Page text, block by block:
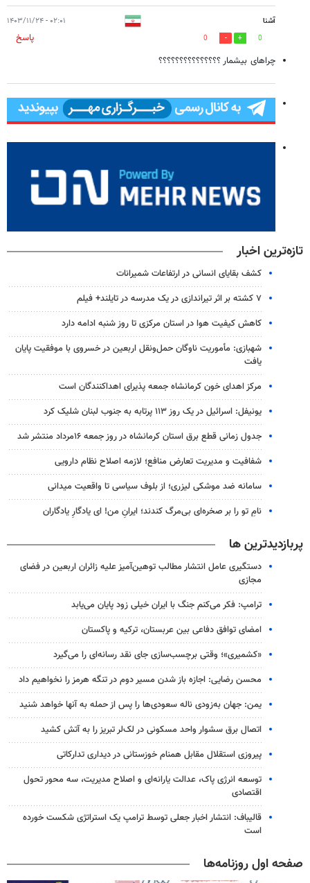
آشنا ۰۲:۰۱ - ۱۴۰۳/۱۱/۲۴
0
0
پاسخ
چراهای بیشمار ؟؟؟؟؟؟؟؟؟؟؟؟؟؟؟
تازه‌ترین اخبار
کشف بقایای انسانی در ارتفاعات شمیرانات
۷ کشته بر اثر تیراندازی در یک مدرسه در تایلند+ فیلم
کاهش کیفیت هوا در استان مرکزی تا روز شنبه ادامه دارد
شهبازی: مأموریت ناوگان حمل‌ونقل اربعین در خسروی با موفقیت پایان
یافت
مرکز اهدای خون کرمانشاه جمعه پذیرای اهداکنندگان است
یونیفل: اسرائیل در یک روز ۱۱۳ پرتابه به جنوب لبنان شلیک کرد
جدول زمانی قطع برق استان کرمانشاه در روز جمعه ۱۶مرداد منتشر شد
شفافیت و مدیریت تعارض منافع؛ لازمه اصلاح نظام دارویی
سامانه ضد موشکی لیزری؛ از بلوف سیاسی تا واقعیت میدانی
نامِ تو را بر صخره‌ای بی‌مرگ کندند؛ ایرانِ من! ای یادگارِ یادگاران
پربازدیدترین ها
دستگیری عامل انتشار مطالب توهین‌آمیز علیه زائران اربعین در فضای
مجازی
ترامپ: فکر می‌کنم جنگ با ایران خیلی زود پایان می‌یابد
امضای توافق دفاعی بین عربستان، ترکیه و پاکستان
«کشمیری»؛ وقتی برچسب‌سازی جای نقد رسانه‌ای را می‌گیرد
محسن رضایی: اجازه باز شدن مسیر دوم در تنگه هرمز را نخواهیم داد
یمن: جهان به‌زودی ناله سعودی‌ها را پس از حمله به آنها خواهد شنید
اتصال برق سشوار واحد مسکونی در لک‌لر تبریز را به آتش کشید
پیروزی استقلال مقابل همنام خوزستانی در دیداری تدارکاتی
توسعه انرژی پاک، عدالت یارانه‌ای و اصلاح مدیریت، سه محور تحول
اقتصادی
قالیباف: انتشار اخبار جعلی توسط ترامپ یک استراتژی شکست خورده
است
صفحه اول روزنامه‌ها